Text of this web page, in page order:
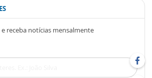
receba notícias mensalmente